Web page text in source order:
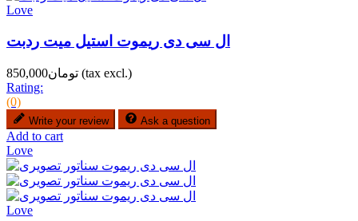
Love
ال سی دی ریموت استیل میت ردبت
تومان850,000 (tax excl.)
Rating:
(0)
Write your review Ask a question
Add to cart
Love
Love